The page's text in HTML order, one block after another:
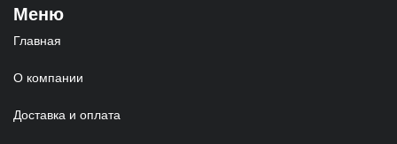
Меню
Главная
О компании
Доставка и оплата